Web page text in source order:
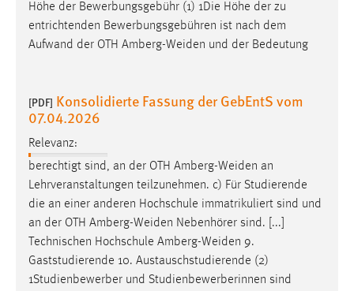
Höhe der Bewerbungsgebühr (1) 1Die Höhe der zu
entrichtenden Bewerbungsgebühren ist nach dem
Aufwand der OTH Amberg-Weiden und der Bedeutung
[PDF] Konsolidierte Fassung der GebEntS vom
07.04.2026
Relevanz:
berechtigt sind, an der OTH Amberg-Weiden an
Lehrveranstaltungen teilzunehmen. c) Für Studierende
die an einer anderen Hochschule immatrikuliert sind und
an der OTH Amberg-Weiden Nebenhörer sind. [...]
Technischen Hochschule Amberg-Weiden 9.
Gaststudierende 10. Austauschstudierende (2)
1Studienbewerber und Studienbewerberinnen sind
YouTube